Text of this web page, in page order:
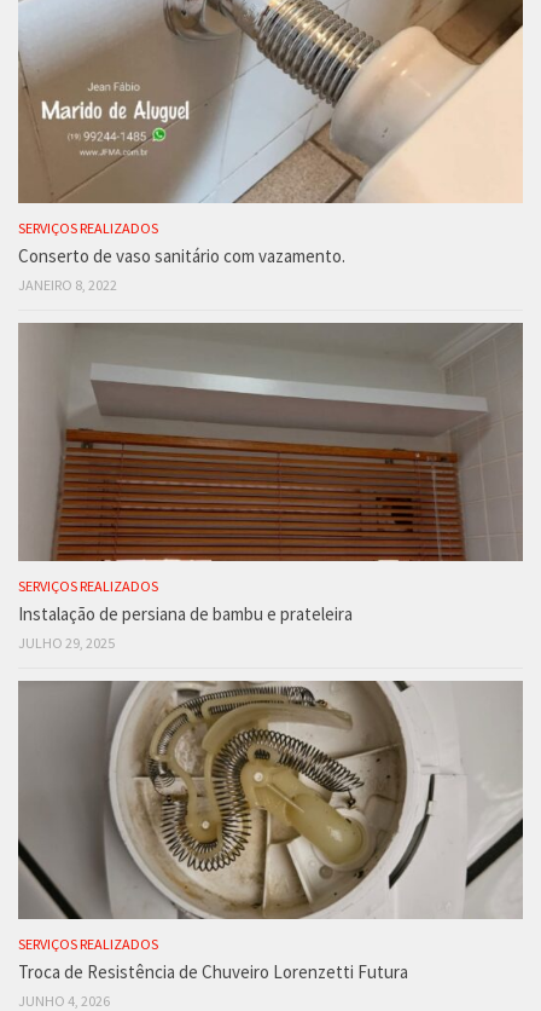
SERVIÇOS REALIZADOS
Conserto de vaso sanitário com vazamento.
JANEIRO 8, 2022
SERVIÇOS REALIZADOS
Instalação de persiana de bambu e prateleira
JULHO 29, 2025
SERVIÇOS REALIZADOS
Troca de Resistência de Chuveiro Lorenzetti Futura
JUNHO 4, 2026